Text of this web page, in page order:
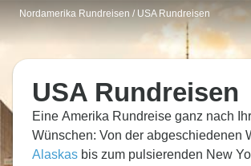
Nordamerika Rundreisen / USA Rundreisen
USA Rundreisen
Eine Amerika Rundreise ganz nach
Wünschen: Von der abgeschiedenen
Alaskas bis zum pulsierenden New